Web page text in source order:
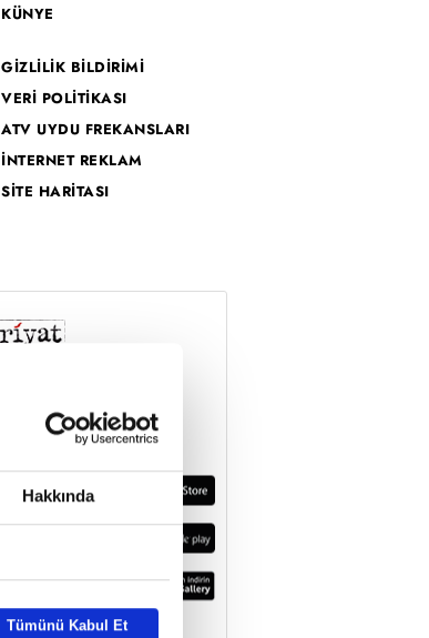
Hakkında
Tümünü Kabul Et
KÜNYE
GİZLİLİK BİLDİRİMİ
VERİ POLİTİKASI
ATV UYDU FREKANSLARI
İNTERNET REKLAM
SİTE HARİTASI